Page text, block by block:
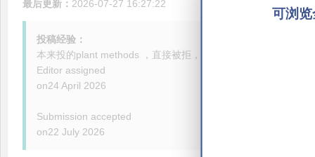
可浏
最后更新： 2026-07-27 16:27:22
投稿经验：
本来投的plant methods ，直接被拒，然后试试转投 bmc plant
Editor assigned
on24 April 2026
Submission accepted
on22 July 2026